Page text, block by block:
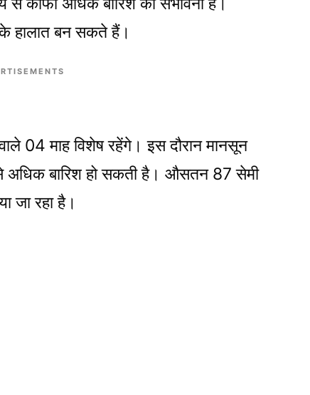
हालात बन सकते हैं।
04 माह विशेष रहेंगे। इस दौरान मानसून
अधिक बारिश हो सकती है। औसतन 87 सेमी
जा रहा है।